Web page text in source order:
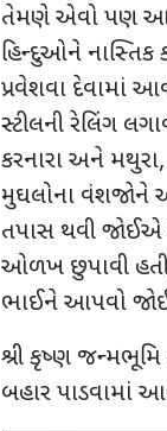
તેમણે એવો પણ
હિન્દુઓને નાસ્તિક
પ્રવેશવા દેવામાં
સ્ટીલની રેલિંગ
કરનારા અને મથુરા,
મુઘલોના વંશજોને
તપાસ થવી જોઈએ
ઓળખ છુપાવી
ભાઈને આપવો
શ્રી કૃષ્ણ
બહાર પાડવામાં